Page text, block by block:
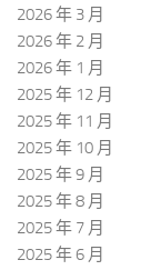
2026 年 3 月
2026 年 2 月
2026 年 1 月
2025 年 12 月
2025 年 11 月
2025 年 10 月
2025 年 9 月
2025 年 8 月
2025 年 7 月
2025 年 6 月